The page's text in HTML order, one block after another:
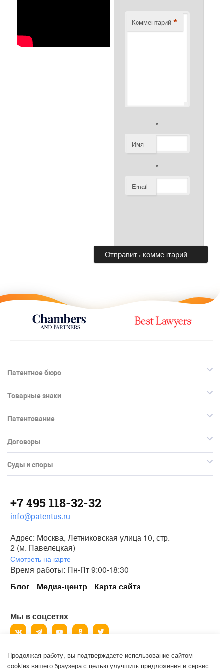
Комментарий *
Имя
*
Email
*
Патентное бюро
Товарные знаки
Патентование
Договоры
Суды и споры
+7 495 118-32-32
info@patentus.ru
Адрес: Москва, Летниковская улица 10, стр.
2 (м. Павелецкая)
Смотреть на карте
Время работы: Пн-Пт 9:00-18:30
Блог
Медиа-центр Карта сайта
Мы в соцсетях
©2006-2026, ООО «Патентус».
Продолжая работу, вы подтверждаете использование сайтом
cookies вашего браузера с целью улучшить предложения и сервис